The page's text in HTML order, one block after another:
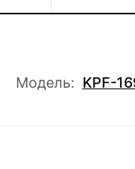
Модель: KPF-